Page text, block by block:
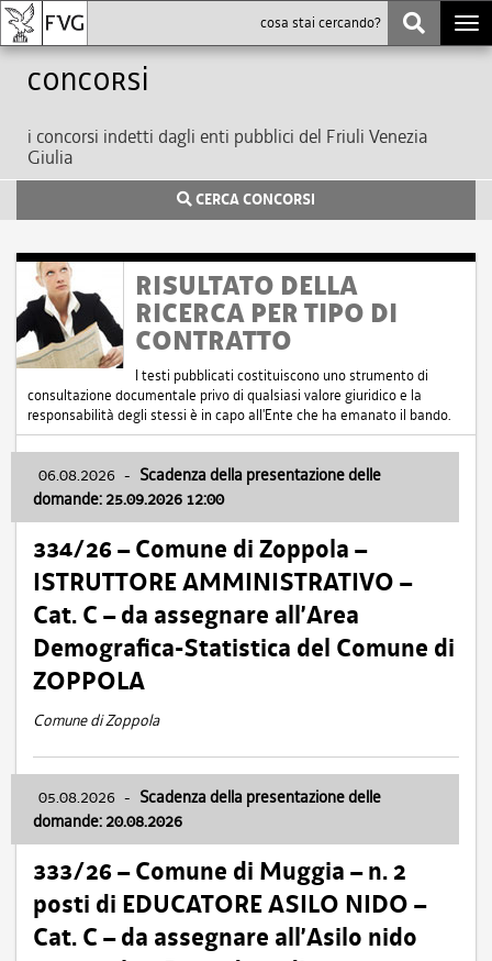
Concorsi
i concorsi indetti dagli enti pubblici del Friuli Venezia
Giulia
CERCA CONCORSI
RISULTATO DELLA
RICERCA PER TIPO DI
CONTRATTO
I testi pubblicati costituiscono uno strumento di
consultazione documentale privo di qualsiasi valore giuridico e la
responsabilità degli stessi è in capo all'Ente che ha emanato il bando.
06.08.2026 - Scadenza della presentazione delle
domande: 25.09.2026 12:00
334/26 – Comune di Zoppola –
ISTRUTTORE AMMINISTRATIVO –
Cat. C – da assegnare all’Area
Demografica-Statistica del Comune di
ZOPPOLA
Comune di Zoppola
05.08.2026 - Scadenza della presentazione delle
domande: 20.08.2026
333/26 – Comune di Muggia – n. 2
posti di EDUCATORE ASILO NIDO –
Cat. C – da assegnare all’Asilo nido